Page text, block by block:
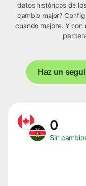
datos históricos de
cambio mejor?
cuando mejore. Y con
Haz un
0
Sin